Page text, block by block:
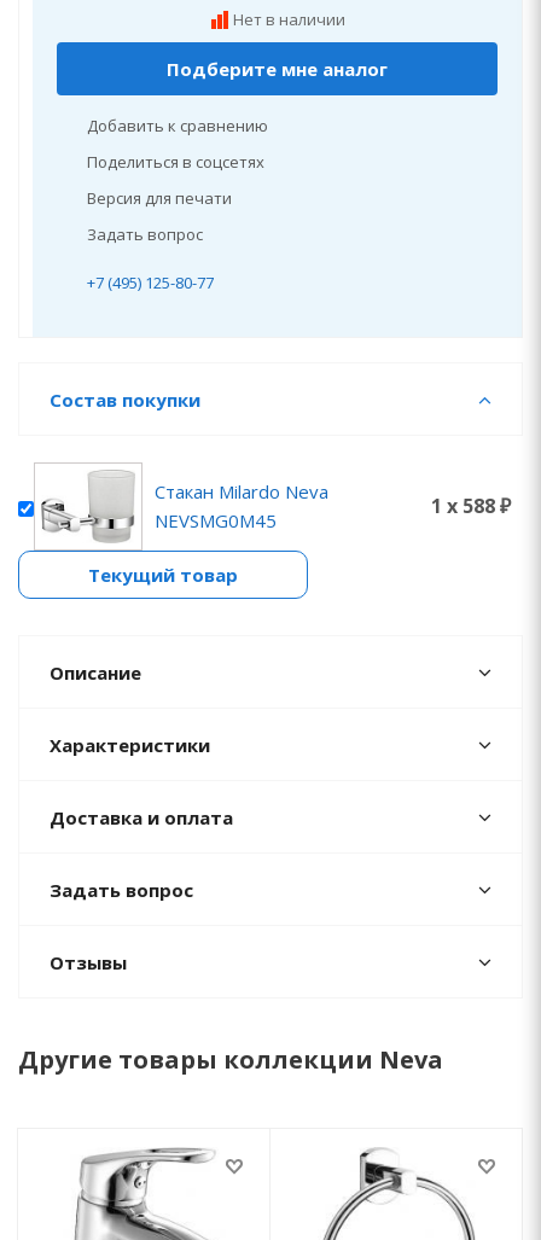
Нет в наличии
Подберите мне аналог
Добавить к сравнению
Поделиться в соцсетях
Версия для печати
Задать вопрос
+7 (495) 125-80-77
Состав покупки
Стакан Milardo Neva
NEVSMG0M45
1 x 588 ₽
Текущий товар
Описание
Характеристики
Доставка и оплата
Задать вопрос
Отзывы
Другие товары коллекции Neva